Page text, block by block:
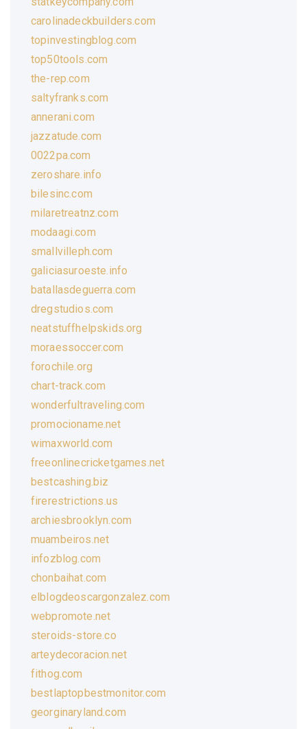
carolinadeckbuilders.com
topinvestingblog.com
top50tools.com
the-rep.com
saltyfranks.com
annerani.com
jazzatude.com
0022pa.com
zeroshare.info
bilesinc.com
milaretreatnz.com
modaagi.com
smallvilleph.com
galiciasuroeste.info
batallasdeguerra.com
dregstudios.com
neatstuffhelpskids.org
moraessoccer.com
forochile.org
chart-track.com
wonderfultraveling.com
promocioname.net
wimaxworld.com
freeonlinecricketgames.net
bestcashing.biz
firerestrictions.us
archiesbrooklyn.com
muambeiros.net
infozblog.com
chonbaihat.com
elblogdeoscargonzalez.com
webpromote.net
steroids-store.co
arteydecoracion.net
fithog.com
bestlaptopbestmonitor.com
georginaryland.com